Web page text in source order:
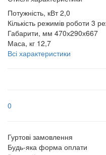
Потужність, кВт 2,0
Кількість режимів роботи 3
Габарити, мм 470х290х667
Маса, кг 12,7
Всі характеристики
0
Гуртові замовлення
Будь-яка форма оплати